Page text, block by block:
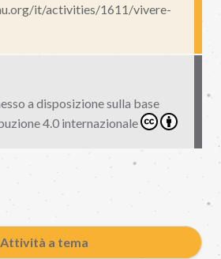
it/activities/1611/vivere-
a disposizione sulla base
4.0 internazionale
Attività a tema